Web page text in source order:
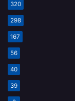
320
298
167
56
40
39